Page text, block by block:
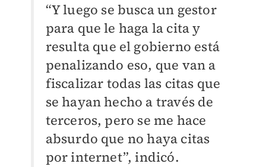
“Y luego se busca un gestor
para que le haga la cita y
resulta que el gobierno está
penalizando eso, que van a
fiscalizar todas las citas que
se hayan hecho a través de
terceros, pero se me hace
absurdo que no haya citas
por internet”, indicó.